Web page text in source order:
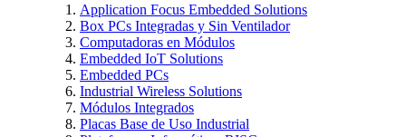
Application Focus Embedded Solutions
Box PCs Integradas y Sin Ventilador
Computadoras en Módulos
Embedded IoT Solutions
Embedded PCs
Industrial Wireless Solutions
Módulos Integrados
Placas Base de Uso Industrial